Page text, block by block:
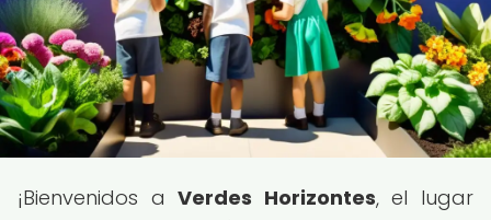
¡Bienvenidos aVerdes Horizontes, el lugar